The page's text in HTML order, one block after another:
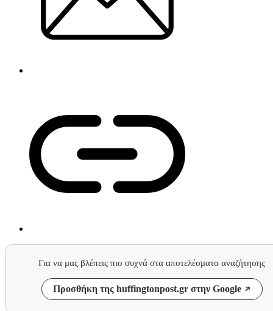
Για να μας βλέπεις πιο συχνά στα αποτελέσματα αναζήτησης
Προσθήκη της huffingtonpost.gr στην Google